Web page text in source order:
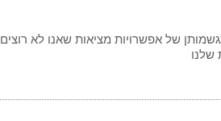
של אפשרויות מציאות שאנו לא רוצים
שלנו